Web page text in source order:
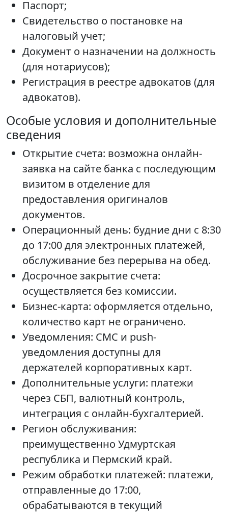
Паспорт;
Свидетельство о постановке на
налоговый учет;
Документ о назначении на должность
(для нотариусов);
Регистрация в реестре адвокатов (для
адвокатов).
Особые условия и дополнительные
сведения
Открытие счета: возможна онлайн-
заявка на сайте банка с последующим
визитом в отделение для
предоставления оригиналов
документов.
Операционный день: будние дни с 8:30
до 17:00 для электронных платежей,
обслуживание без перерыва на обед.
Досрочное закрытие счета:
осуществляется без комиссии.
Бизнес-карта: оформляется отдельно,
количество карт не ограничено.
Уведомления: СМС и push-
уведомления доступны для
держателей корпоративных карт.
Дополнительные услуги: платежи
через СБП, валютный контроль,
интеграция с онлайн-бухгалтерией.
Регион обслуживания:
преимущественно Удмуртская
республика и Пермский край.
Режим обработки платежей: платежи,
отправленные до 17:00,
обрабатываются в текущий